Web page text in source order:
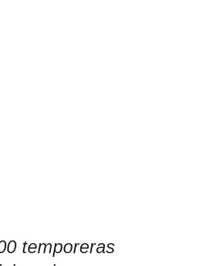
temporeras